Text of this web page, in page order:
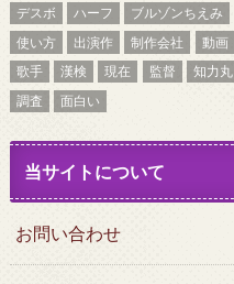
デスボ
ハーフ ブルゾンちえみ
使い方
出演作 制作会社 動画
歌手
漢検 現在 監督 知力丸
調査
面白い
当サイトについて
お問い合わせ